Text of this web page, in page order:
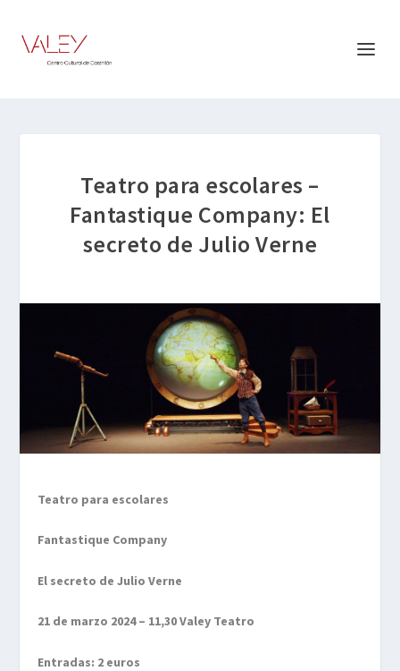
Teatro para escolares –
Fantastique Company: El
secreto de Julio Verne
Teatro para escolares
Fantastique Company
El secreto de Julio Verne
21 de marzo 2024 – 11,30 Valey Teatro
Entradas: 2 euros